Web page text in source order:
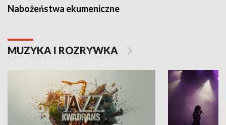
Nabożeństwa ekumeniczne
MUZYKA I ROZRYWKA